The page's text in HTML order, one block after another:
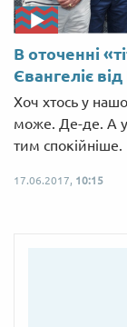
В оточенні
Євангеліє
Хоч хтось у
може. Де-де. А у
тим спокійніше.
17.06.2017, 10:15